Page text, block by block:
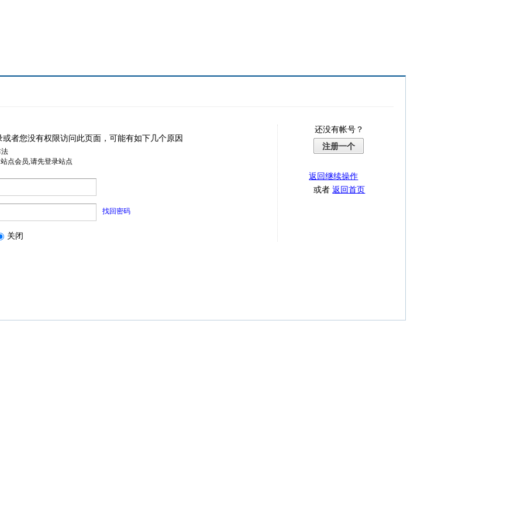
或者您没有权限访问此页面，可能有如下几个原因
点会员,请先登录站点
找回密码
关闭
还没有帐号？
注册一个
返回继续操作
或者返回首页